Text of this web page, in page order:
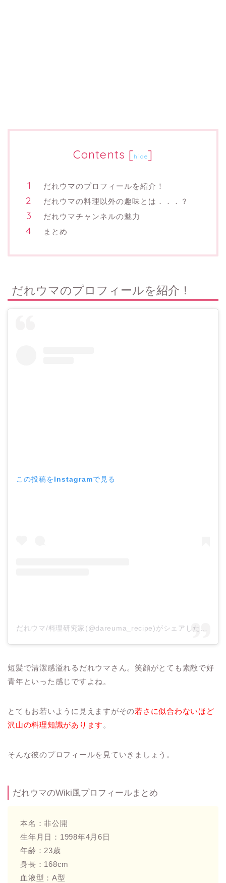
Contents [hide]
だれウマのプロフィールを紹介！
だれウマの料理以外の趣味とは．．．？
だれウマチャンネルの魅力
まとめ
だれウマのプロフィールを紹介！
この投稿をInstagramで見る
短髪で清潔感溢れるだれウマさん。笑顔がとても素敵で好
青年といった感じですよね。
とてもお若いように見えますがその若さに似合わないほど
沢山の料理知識があります 。
そんな彼のプロフィールを見ていきましょう。
だれウマのWiki風プロフィールまとめ
本名：非公開
生年月日：1998年4月6日
年齢：23歳
身長：168cm
血液型：A型